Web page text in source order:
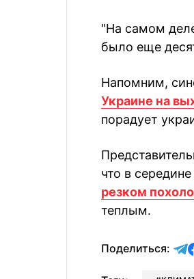
"На самом
было еще
Напомним,
Украине на
порадует
что в
резком
теплым.
Поделиться: